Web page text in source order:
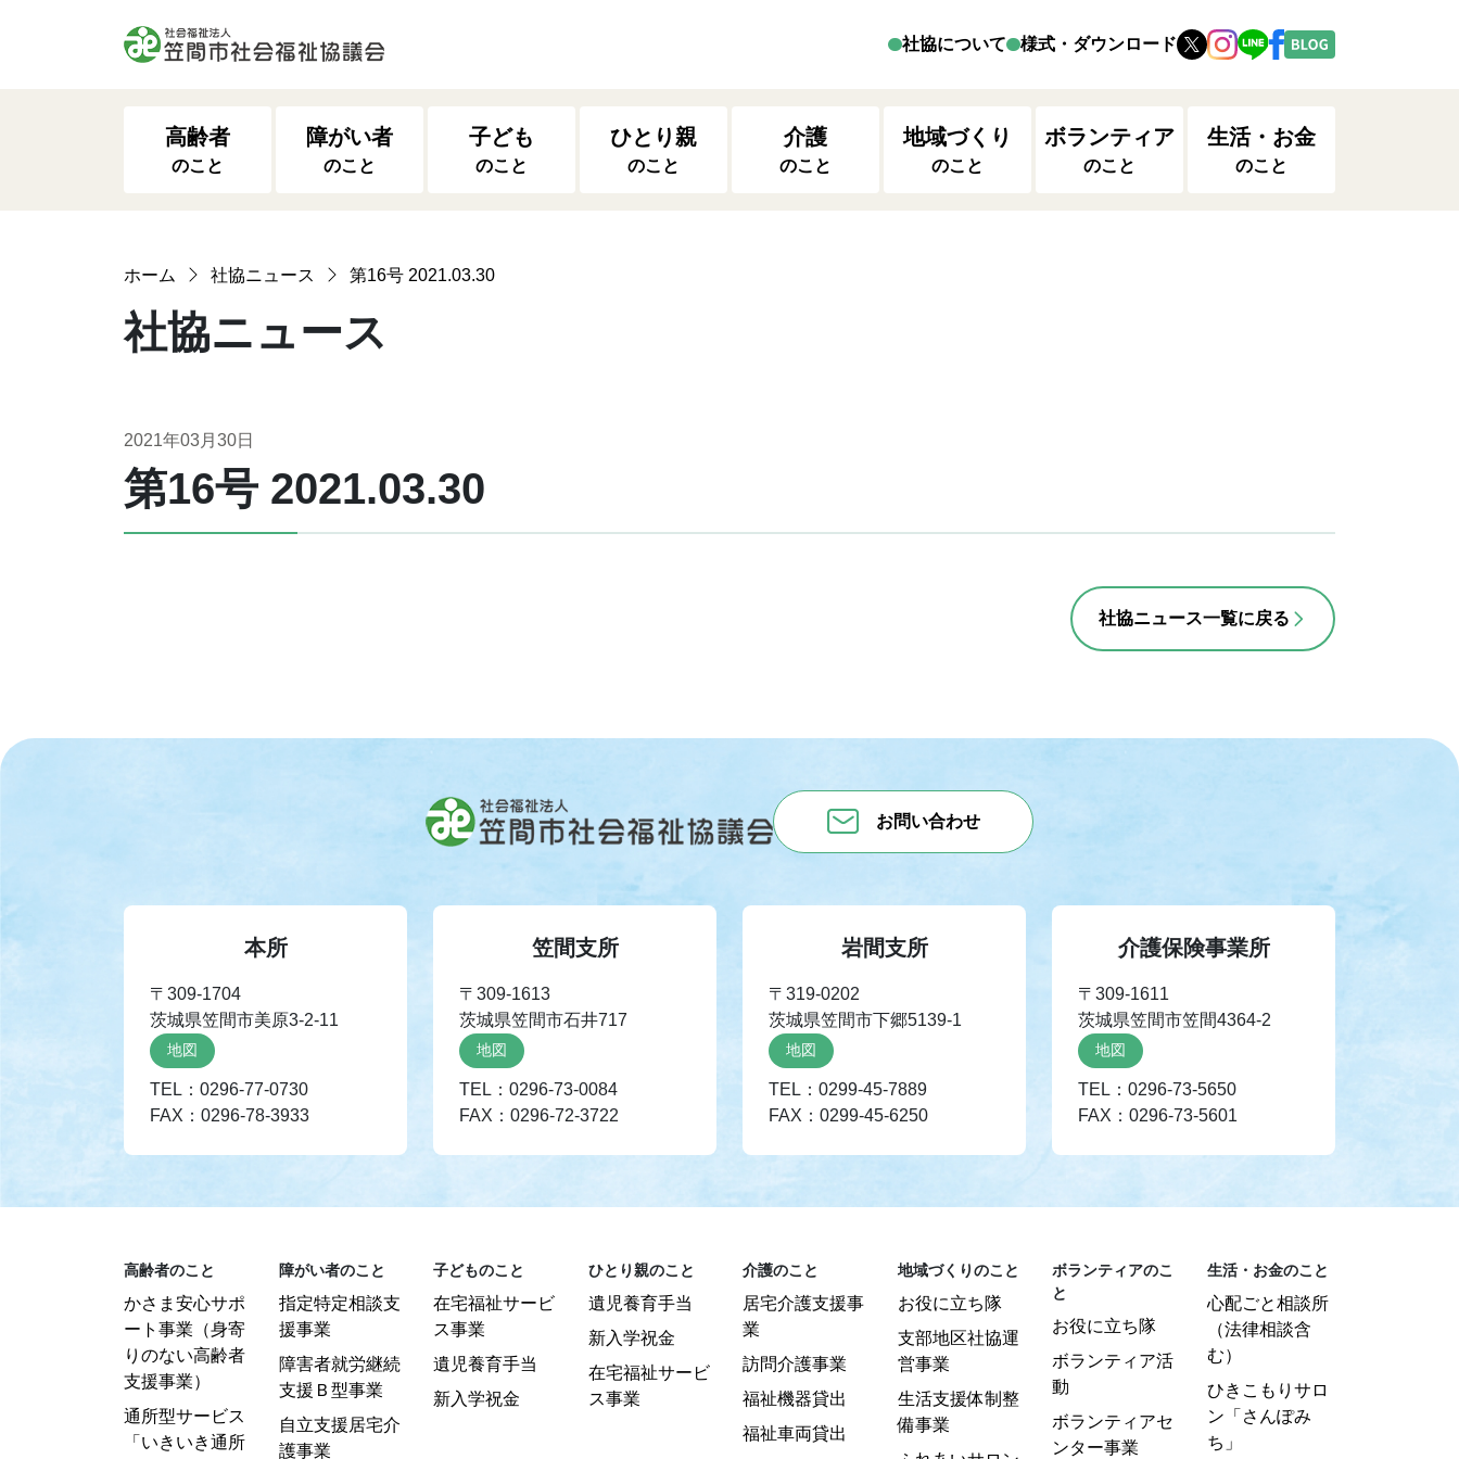
社協について 様式・ダウンロード
高齢者
のこと
障がい者
のこと
子ども
のこと
ひとり親
のこと
介護
のこと
地域づくり
のこと
ボランティア
のこと
生活・お金
のこと
ホーム 社協ニュース 第16号 2021.03.30
社協ニュース
2021年03月30日
第16号 2021.03.30
社協ニュース一覧に戻る
お問い合わせ
本所
〒309-1704
茨城県笠間市美原3-2-11
地図
TEL：0296-77-0730
FAX：0296-78-3933
笠間支所
〒309-1613
茨城県笠間市石井717
地図
TEL：0296-73-0084
FAX：0296-72-3722
岩間支所
〒319-0202
茨城県笠間市下郷5139-1
地図
TEL：0299-45-7889
FAX：0299-45-6250
介護保険事業所
〒309-1611
茨城県笠間市笠間4364-2
地図
TEL：0296-73-5650
FAX：0296-73-5601
高齢者のこと
かさま安心サポ
ート事業（身寄
りのない高齢者
支援事業）
通所型サービス
「いきいき通所
障がい者のこと
指定特定相談支
援事業
障害者就労継続
支援Ｂ型事業
自立支援居宅介
護事業
子どものこと
在宅福祉サービ
ス事業
遺児養育手当
新入学祝金
ひとり親のこと
遺児養育手当
新入学祝金
在宅福祉サービ
ス事業
介護のこと
居宅介護支援事
業
訪問介護事業
福祉機器貸出
福祉車両貸出
地域づくりのこと
お役に立ち隊
支部地区社協運
営事業
生活支援体制整
備事業
ボランティアのこ
と
お役に立ち隊
ボランティア活
動
ボランティアセ
ンター事業
生活・お金のこと
心配ごと相談所
（法律相談含
む）
ひきこもりサロ
ン「さんぽみ
ち」